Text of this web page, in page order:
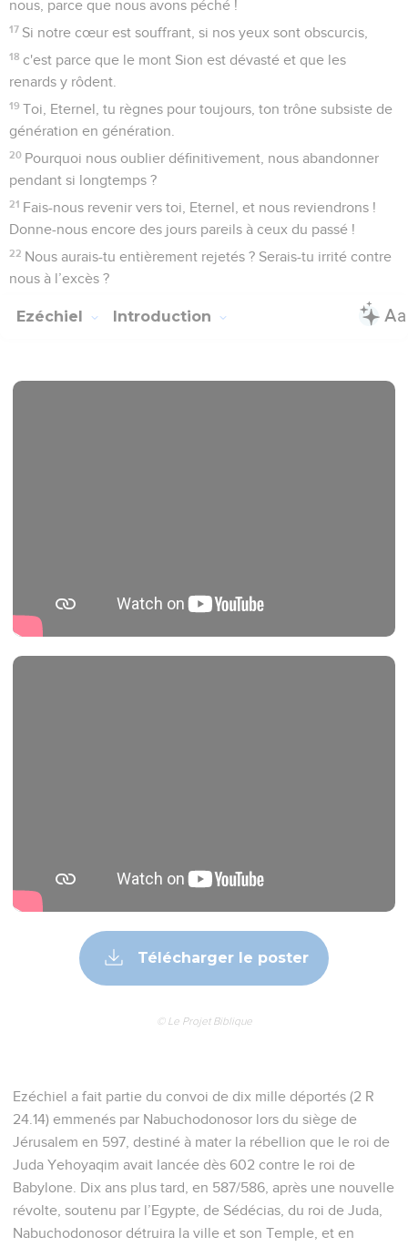
nous, parce que nous avons péché !
17 Si notre cœur est souffrant, si nos yeux sont obscurcis,
18 c'est parce que le mont Sion est dévasté et que les
renards y rôdent.
19 Toi, Eternel, tu règnes pour toujours, ton trône subsiste de
génération en génération.
20 Pourquoi nous oublier définitivement, nous abandonner
pendant si longtemps ?
21 Fais-nous revenir vers toi, Eternel, et nous reviendrons !
Donne-nous encore des jours pareils à ceux du passé !
22 Nous aurais-tu entièrement rejetés ? Serais-tu irrité contre
nous à l’excès ?
Ezéchiel Introduction
Télécharger le poster
© Le Projet Biblique
Ezéchiel a fait partie du convoi de dix mille déportés (2 R
24.14) emmenés par Nabuchodonosor lors du siège de
Jérusalem en 597, destiné à mater la rébellion que le roi de
Juda Yehoyaqim avait lancée dès 602 contre le roi de
Babylone. Dix ans plus tard, en 587/586, après une nouvelle
révolte, soutenu par l’Egypte, de Sédécias, du roi de Juda,
Nabuchodonosor détruira la ville et son Temple, et en